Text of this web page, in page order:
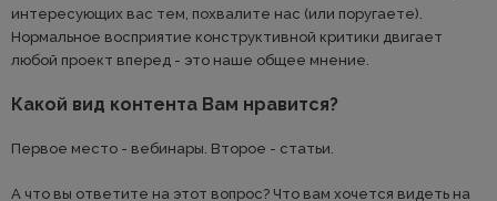
интересующих вас тем, похвалите нас (или поругаете).
Нормальное восприятие конструктивной критики двигает
любой проект вперед - это наше общее мнение.
Какой вид контента Вам нравится?
Первое место - вебинары. Второе - статьи.
А что вы ответите на этот вопрос? Что вам хочется видеть на